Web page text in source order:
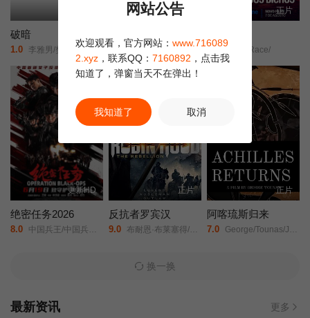
破暗
1.0 李雅男/樊昱君/娄淇/蒋菲菲/
更新HD
4.0 未知
正片
1.0 Beast Race/
正片
更新HD
绝密任务2026
8.0 中国兵王/中国兵王·绝密任务/Operation Black-ops/
正片
反抗者罗宾汉
9.0 布耐恩·布莱塞得/马丁·福特/克里斯蒂安·奈恩/
正片
阿喀琉斯归来
7.0 George/Tounas/Jannis/Sky/
换一换
最新资讯 更多
网站公告
欢迎观看，官方网站： www.716089
2.xyz ，联系QQ： 7160892 ，点击我
知道了，弹窗当天不在弹出！
我知道了 取消